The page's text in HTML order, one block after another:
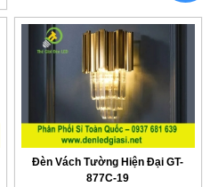
Đèn Vách Tường Hiện Đại GT-
877C-19